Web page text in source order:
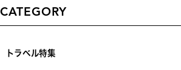
CATEGORY
トラベル特集